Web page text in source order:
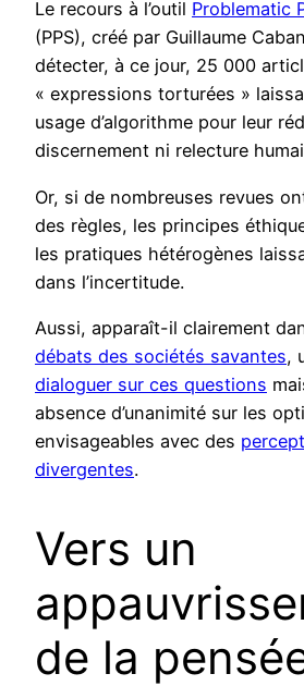
Le recours à l’outil Problematic
(PPS), créé par Guillaume
détecter, à ce jour, 25 000
« expressions torturées »
usage d’algorithme pour leur
discernement ni relecture
Or, si de nombreuses revues
des règles, les principes
les pratiques hétérogènes
dans l’incertitude.
Aussi, apparaît-il clairement
débats des sociétés savantes,
dialoguer sur ces questions
absence d’unanimité sur les
envisageables avec des
divergentes.
Vers un
de la